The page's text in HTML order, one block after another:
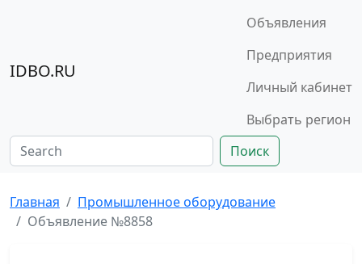
IDBO.RU
Объявления
Предприятия
Личный кабинет
Выбрать регион
Поиск
Главная
Промышленное оборудование
Объявление №8858